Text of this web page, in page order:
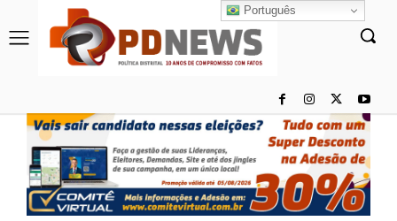
Português